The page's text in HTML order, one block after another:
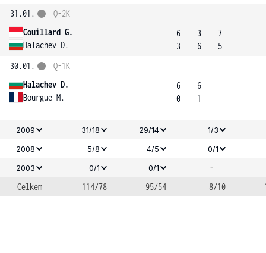
31.01.
Couillard G.
Halachev D.
Q-2K
6
3
3
6
7
5
30.01.
Halachev D.
Bourgue M.
Q-1K
6
0
6
1
2009 31/18 29/14
1/3
2008
5/8 4/5
0/1
2003
0/1 0/1
-
Celkem
114/78 95/54 8/10